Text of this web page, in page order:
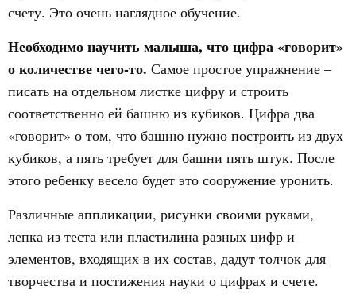
счету. Это очень наглядное обучение.
Необходимо научить малыша, что цифра «говорит»
о количестве чего-то. Самое простое упражнение –
писать на отдельном листке цифру и строить
соответственно ей башню из кубиков. Цифра два
«говорит» о том, что башню нужно построить из двух
кубиков, а пять требует для башни пять штук. После
этого ребенку весело будет это сооружение уронить.
Различные аппликации, рисунки своими руками,
лепка из теста или пластилина разных цифр и
элементов, входящих в их состав, дадут толчок для
творчества и постижения науки о цифрах и счете.